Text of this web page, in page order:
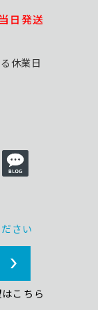
当日発送
休業日
さい
こちら